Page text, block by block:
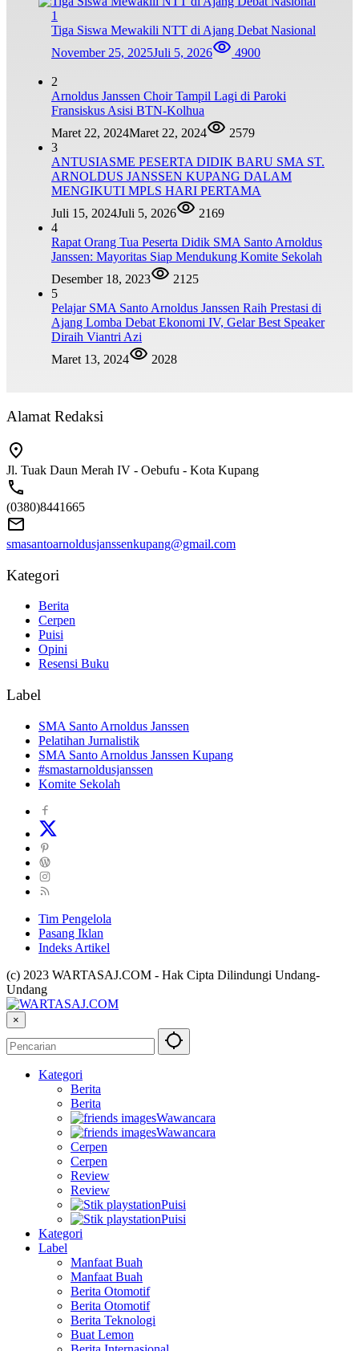
1
Tiga Siswa Mewakili NTT di Ajang Debat Nasional
November 25, 2025Juli 5, 2026 4900
2
Arnoldus Janssen Choir Tampil Lagi di Paroki
Fransiskus Asisi BTN-Kolhua
Maret 22, 2024Maret 22, 2024
2579
3
ANTUSIASME PESERTA DIDIK BARU SMA ST.
ARNOLDUS JANSSEN KUPANG DALAM
MENGIKUTI MPLS HARI PERTAMA
Juli 15, 2024Juli 5, 2026
2169
4
Rapat Orang Tua Peserta Didik SMA Santo Arnoldus
Janssen: Mayoritas Siap Mendukung Komite Sekolah
Desember 18, 2023
2125
5
Pelajar SMA Santo Arnoldus Janssen Raih Prestasi di
Ajang Lomba Debat Ekonomi IV, Gelar Best Speaker
Diraih Viantri Azi
Maret 13, 2024
2028
Alamat Redaksi
Jl. Tuak Daun Merah IV - Oebufu - Kota Kupang
(0380)8441665
smasantoarnoldusjanssenkupang@gmail.com
Kategori
Berita
Cerpen
Puisi
Opini
Resensi Buku
Label
SMA Santo Arnoldus Janssen
Pelatihan Jurnalistik
SMA Santo Arnoldus Janssen Kupang
#smastarnoldusjanssen
Komite Sekolah
Tim Pengelola
Pasang Iklan
Indeks Artikel
(c) 2023 WARTASAJ.COM - Hak Cipta Dilindungi Undang-
Undang
×
Kategori
Berita
Berita
Wawancara
Wawancara
Cerpen
Cerpen
Review
Review
Puisi
Puisi
Kategori
Label
Manfaat Buah
Manfaat Buah
Berita Otomotif
Berita Otomotif
Berita Teknologi
Buat Lemon